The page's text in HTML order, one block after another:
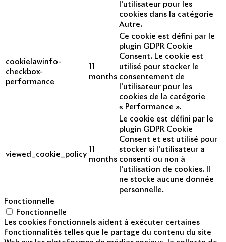
l'utilisateur pour les
cookies dans la catégorie
Autre.
cookielawinfo-
checkbox-
performance
months
Ce cookie est défini par le
plugin GDPR Cookie
Consent. Le cookie est
utilisé pour stocker le
consentement de
l'utilisateur pour les
cookies de la catégorie
« Performance ».
viewed_cookie_policy
months
Le cookie est défini par le
plugin GDPR Cookie
Consent et est utilisé pour
stocker si l'utilisateur a
consenti ou non à
l'utilisation de cookies. Il
ne stocke aucune donnée
personnelle.
Fonctionnelle
Fonctionnelle
Les cookies fonctionnels aident à exécuter certaines
fonctionnalités telles que le partage du contenu du site